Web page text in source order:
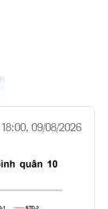
18:00, 09/08/2026